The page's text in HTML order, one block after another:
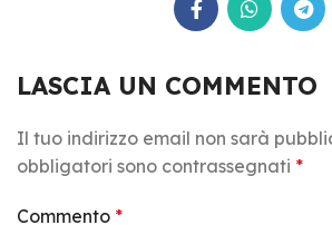
LASCIA UN COMMENTO
Il tuo indirizzo email non sarà
obbligatori sono contrassegnati *
Commento *